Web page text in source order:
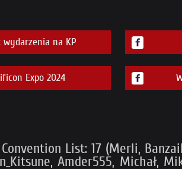
na KP
Expo 2024
List: 17 (Merli,
Amder555, Michał,